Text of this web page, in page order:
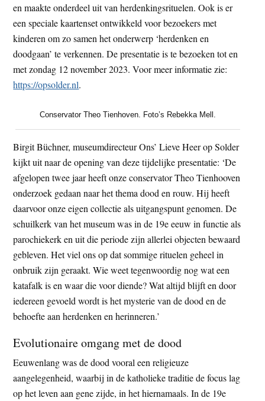
en maakte onderdeel uit van herdenkingsrituelen. Ook is er
een speciale kaartenset ontwikkeld voor bezoekers met
kinderen om zo samen het onderwerp ‘herdenken en
doodgaan’ te verkennen. De presentatie is te bezoeken tot en
met zondag 12 november 2023. Voor meer informatie zie:
https://opsolder.nl.
Conservator Theo Tienhoven. Foto’s Rebekka Mell.
Birgit Büchner, museumdirecteur Ons’ Lieve Heer op Solder
kijkt uit naar de opening van deze tijdelijke presentatie: ‘De
afgelopen twee jaar heeft onze conservator Theo Tienhooven
onderzoek gedaan naar het thema dood en rouw. Hij heeft
daarvoor onze eigen collectie als uitgangspunt genomen. De
schuilkerk van het museum was in de 19e eeuw in functie als
parochiekerk en uit die periode zijn allerlei objecten bewaard
gebleven. Het viel ons op dat sommige rituelen geheel in
onbruik zijn geraakt. Wie weet tegenwoordig nog wat een
katafalk is en waar die voor diende? Wat altijd blijft en door
iedereen gevoeld wordt is het mysterie van de dood en de
behoefte aan herdenken en herinneren.’
Evolutionaire omgang met de dood
Eeuwenlang was de dood vooral een religieuze
aangelegenheid, waarbij in de katholieke traditie de focus lag
op het leven aan gene zijde, in het hiernamaals. In de 19e